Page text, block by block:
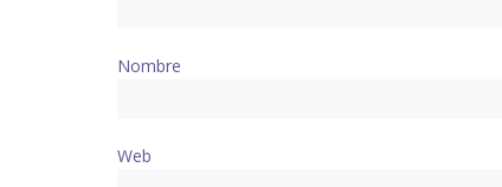
Nombre
Web